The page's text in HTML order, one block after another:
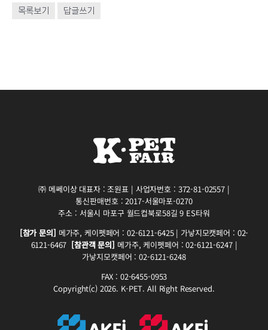
목록보기 답글쓰기
㈜ 메쎄이상 대표자 : 조원표 | 사업자번호 : 372-81-02557 |
통신판매번호 : 2017-서울마포-0270
주소 : 서울시 마포구 월드컵북로58길 9 ES타워
[참가 문의] 메가주, 케이펫페어 : 02-6121-6425 | 가낳지모캣페어 : 02-
6121-6467 [참관객 문의] 메가주, 케이펫페어 : 02-6121-6247 |
가낳지모캣페어 : 02-6121-6248
FAX : 02-6455-0953
Copyright(c) 2026. K-PET. All Right Reserved.